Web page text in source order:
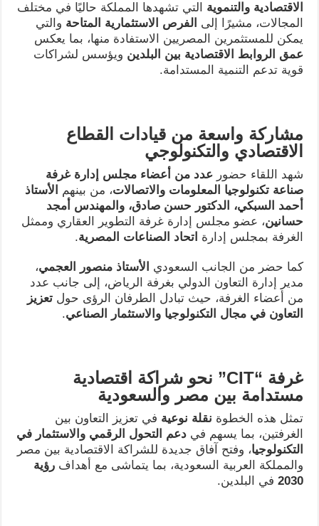
الاقتصادية والتنمويةالتي تشهدها المملكة حاليًا في مختلف
المجالات، مشيرًا إلى الفرص الاستثمارية المتاحةوالتي
يمكن للمستثمرين المصريين الاستفادة منها، بما يعكس
عمق الروابط الاقتصادية بين البلدينويؤسس لشراكات
قوية تدعم التنمية المستدامة.
مشاركة واسعة من قيادات القطاع
الاقتصادي والتكنولوجي
شهد اللقاء حضور عدد من أعضاء مجلس إدارة غرفة
صناعة تكنولوجيا المعلومات والاتصالات، من بينهم
الأستاذ
أحمد السبكي، الدكتور حسن صادق، والمهندس أمجد
حسانين، عضو مجلس إدارة غرفة التطوير العقاري وممثل
الغرفة بمجلس إدارة اتحاد الصناعات المصرية.
كما حضر من الجانب السعودي الأستاذ منصور العجمي،
مدير إدارة التعاون الدولي بغرفة الرياض، إلى جانب عدد
من أعضاء الغرفة، حيث تبادل الطرفان الرؤى حول تعزيز
التعاون في مجال التكنولوجيا والاستثمار الصناعي.
غرفة “CIT” نحو شراكة اقتصادية
مستدامة بين مصر والسعودية
تمثل هذه الخطوة نقلة نوعيةفي تعزيز التعاون بين
الغرفتين، بما يسهم في دعم التحول الرقمي والاستثمار في
التكنولوجيا، وفتح آفاق جديدة للشراكة الاقتصادية بين مصر
والمملكة العربية السعودية، بما يتماشى مع أهداف رؤية
2030في البلدين.